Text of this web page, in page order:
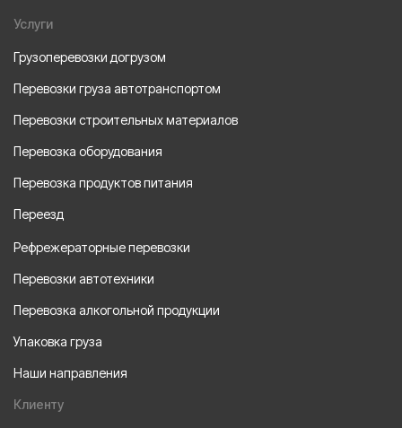
Услуги
Грузоперевозки догрузом
Перевозки груза автотранспортом
Перевозки строительных материалов
Перевозка оборудования
Перевозка продуктов питания
Переезд
Рефрежераторные перевозки
Перевозки автотехники
Перевозка алкогольной продукции
Упаковка груза
Наши направления
Клиенту